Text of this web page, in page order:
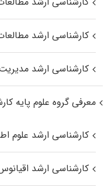
کارشناسی ارشد
کارشناسی ارشد
معرفی گروه علوم پایه
کارشناسی ارشد علوم
کارشناسی ارشد